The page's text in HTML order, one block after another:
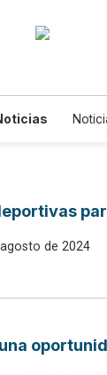
de 2024